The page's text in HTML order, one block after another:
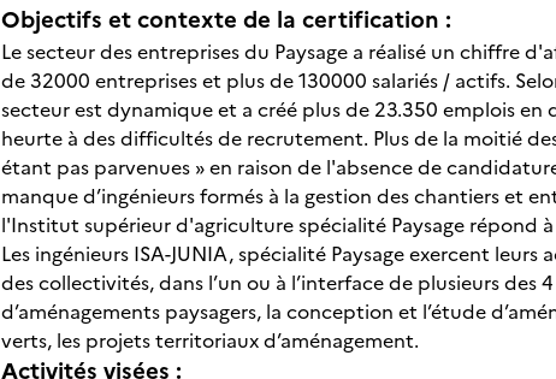
Objectifs et contexte de la certification :
Le secteur des entreprises du Paysage a réalisé un chiffre
de 32000 entreprises et plus de 130000 salariés / actifs.
secteur est dynamique et a créé plus de 23.350 emplois
heurte à des difficultés de recrutement. Plus de la moitié
étant pas parvenues » en raison de l'absence de
manque d’ingénieurs formés à la gestion des chantiers et
l'Institut supérieur d'agriculture spécialité Paysage répond
Les ingénieurs ISA-JUNIA, spécialité Paysage exercent
des collectivités, dans l’un ou à l’interface de plusieurs
d’aménagements paysagers, la conception et l’étude
verts, les projets territoriaux d’aménagement.
Activités visées :